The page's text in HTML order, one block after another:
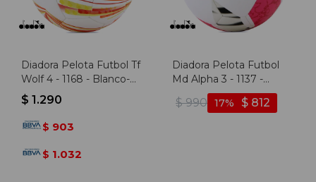
Diadora Pelota Futbol Tf
Wolf 4 - 1168 - Blanco-
naranja
$ 1.290
$ 903
$ 1.032
Diadora Pelota Futbol
Md Alpha 3 - 1137 -
Blanco-fucsia
$ 990 $ 812
17